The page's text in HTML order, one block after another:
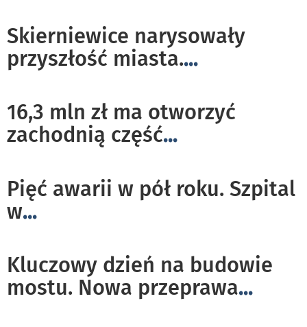
Skierniewice narysowały
przyszłość miasta....
16,3 mln zł ma otworzyć
zachodnią część...
Pięć awarii w pół roku. Szpital
w...
Kluczowy dzień na budowie
mostu. Nowa przeprawa...